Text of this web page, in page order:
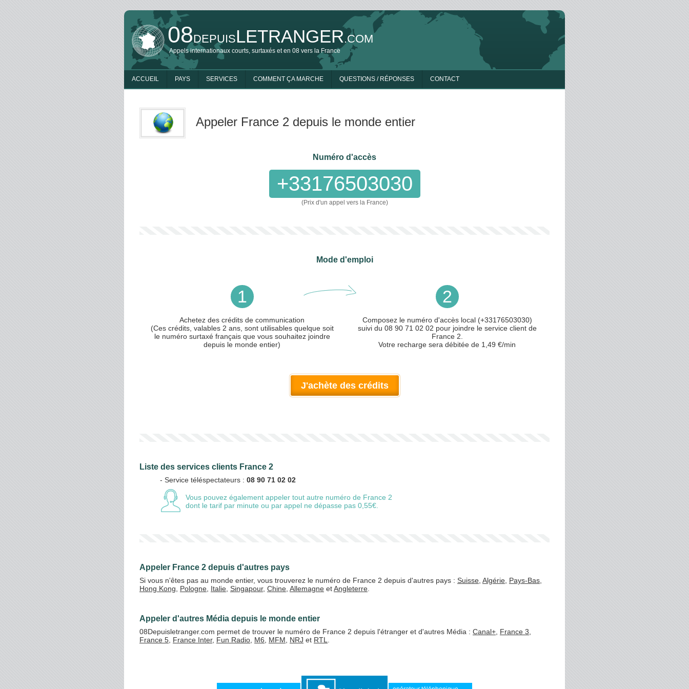
08DEPUISLETRANGER.COM
Appels internationaux courts, surtaxés et en 08 vers la France
ACCUEIL PAYS SERVICES COMMENT ÇA MARCHE QUESTIONS / RÉPONSES CONTACT
Appeler France 2 depuis le monde entier
Numéro d'accès
+33176503030
(Prix d'un appel vers la France)
Mode d'emploi
1
Achetez des crédits de communication
(Ces crédits, valables 2 ans, sont utilisables quelque soit
le numéro surtaxé français que vous souhaitez joindre
depuis le monde entier)
2
Composez le numéro d'accès local (+33176503030)
suivi du 08 90 71 02 02 pour joindre le service client de
France 2.
Votre recharge sera débitée de 1,49 €/min
J'achète des crédits
Vos crédits
20 € 50 €
Liste des services clients France 2
- Service téléspectateurs : 08 90 71 02 02
Vous pouvez également appeler tout autre numéro de France 2
dont le tarif par minute ou par appel ne dépasse pas 0,55€.
Appeler France 2 depuis d'autres pays
Si vous n'êtes pas au monde entier, vous trouverez le numéro de France 2 depuis d'autres pays : Suisse Algérie Pays-Bas
Hong Kong
Pologne Italie Singapour, Chine Allemagne etAngleterre
Appeler d'autres Média depuis le monde entier
08Depuisletranger.com permet de trouver le numéro de France 2 depuis l'étranger et d'autres Média : Canal+ France 3
France 5 France Inter, Fun Radio M6 MFM NRJ et RTL